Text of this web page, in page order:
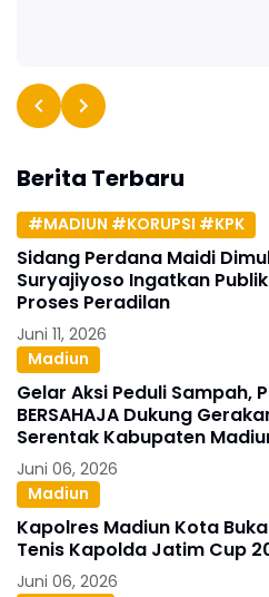
Berita Terbaru
#MADIUN #KORUPSI #KPK
Sidang Perdana Maidi
Suryajiyoso Ingatkan
Proses Peradilan
Juni 11, 2026
Madiun
Gelar Aksi Peduli Sampah,
BERSAHAJA Dukung
Serentak Kabupaten
Juni 06, 2026
Madiun
Kapolres Madiun Kota
Tenis Kapolda Jatim Cup
Juni 06, 2026